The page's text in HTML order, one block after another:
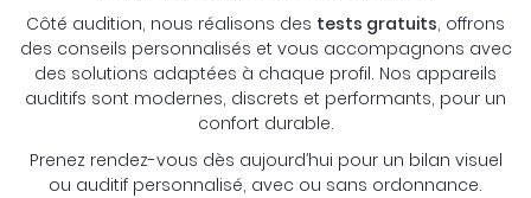
Côté audition, nous réalisons des tests gratuits, offrons
des conseils personnalisés et vous accompagnons avec
des solutions adaptées à chaque profil. Nos appareils
auditifs sont modernes, discrets et performants, pour un
confort durable.
Prenez rendez-vous dès aujourd’hui pour un bilan visuel
ou auditif personnalisé, avec ou sans ordonnance.